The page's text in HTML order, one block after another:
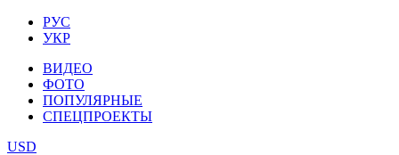
РУС
УКР
ВИДЕО
ФОТО
ПОПУЛЯРНЫЕ
СПЕЦПРОЕКТЫ
USD